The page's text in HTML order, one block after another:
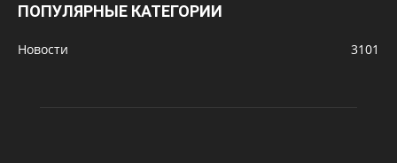
ПОПУЛЯРНЫЕ КАТЕГОРИИ
Новости 3101